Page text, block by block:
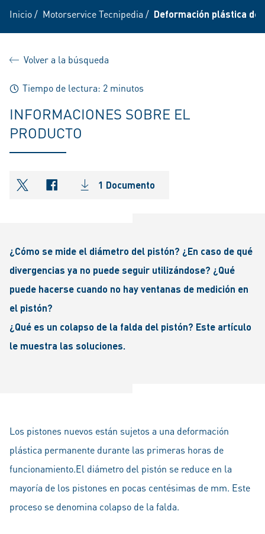
Inicio/ Motorservice Tecnipedia / Deformación plástica
Volver a la búsqueda
Tiempo de lectura: 2 minutos
INFORMACIONES SOBRE EL
PRODUCTO
shareOntwitter
shareOnfacebook
1 Documento
¿Cómo se mide el diámetro del pistón? ¿En caso de qué
divergencias ya no puede seguir utilizándose? ¿Qué
puede hacerse cuando no hay ventanas de medición en
el pistón?
¿Qué es un colapso de la falda del pistón? Este artículo
le muestra las soluciones.
Los pistones nuevos están sujetos a una deformación
plástica permanente durante las primeras horas de
funcionamiento.El diámetro del pistón se reduce en la
mayoría de los pistones en pocas centésimas de mm. Este
proceso se denomina colapso de la falda.